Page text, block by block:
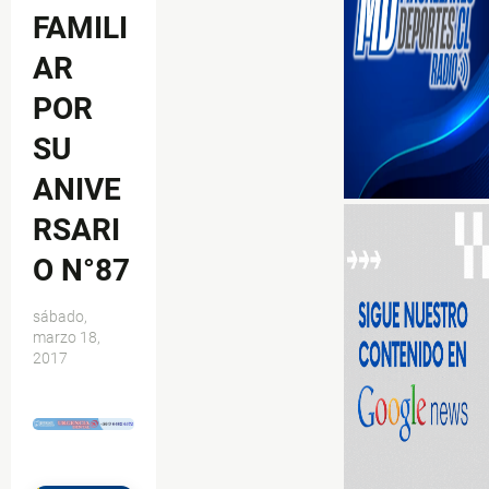
FAMILI
AR
POR
SU
ANIVE
RSARI
O N°87
sábado,
marzo 18,
2017